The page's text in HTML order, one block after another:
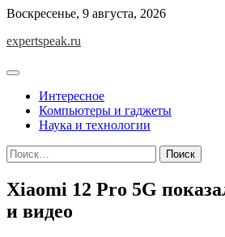
Skip
content
Воскресенье, 9 августа, 2026
expertspeak.ru
Интересное
Компьютеры и гаджеты
Наука и технологии
Найти:
Xiaomi 12 Pro 5G
и видео